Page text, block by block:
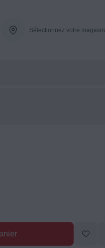
Sélectionnez votre magasin